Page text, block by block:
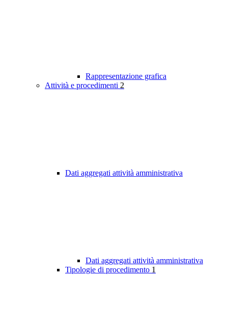
Rappresentazione grafica
Attività e procedimenti 2
Dati aggregati attività amministrativa
Dati aggregati attività amministrativa
Tipologie di procedimento 1